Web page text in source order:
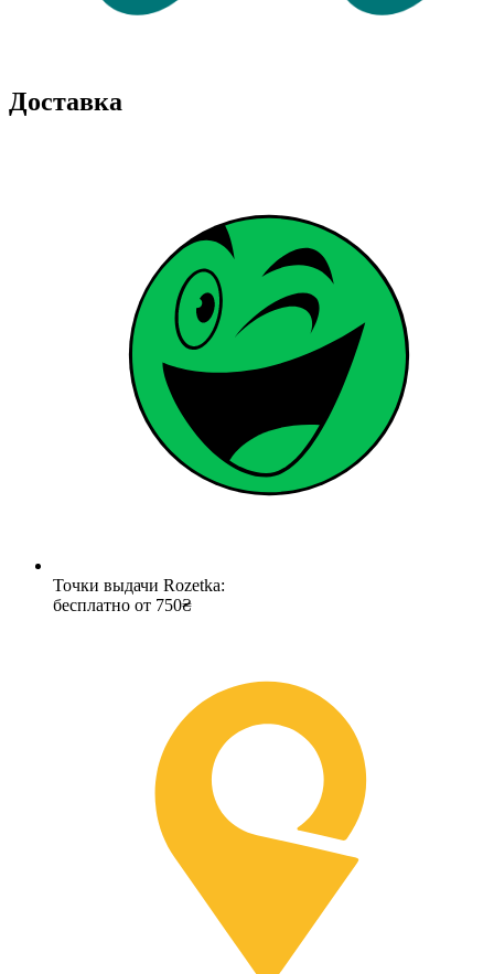
Доставка
Точки выдачи Rozetka:
бесплатно от 750₴